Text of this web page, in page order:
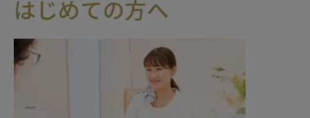
はじめての方へ